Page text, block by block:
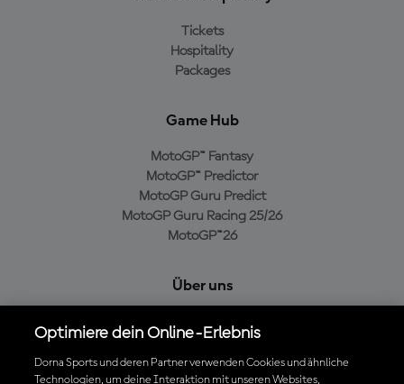
Tickets
Hospitality
Packages
Game Hub
MotoGP™ Fantasy
MotoGP™ Predictor
MotoGP Guru Predict
MotoGP Guru Racing 25/26
MotoGP™26
Über uns
Cookie-Richtlinien
Geschäftsbedingungen
Optimiere dein Online-Erlebnis
Dorna Sports und deren Partner verwenden Cookies und ähnliche
Technologien, um deine Interaktion mit unseren Websites,